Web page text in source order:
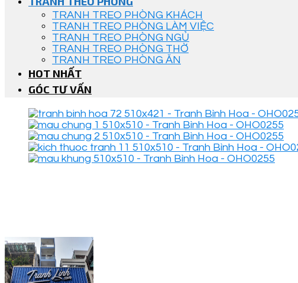
TRANH TREO PHÒNG KHÁCH
TRANH TREO PHÒNG LÀM VIỆC
TRANH TREO PHÒNG NGỦ
TRANH TREO PHÒNG THỜ
TRANH TREO PHÒNG ĂN
HOT NHẤT
GÓC TƯ VẤN